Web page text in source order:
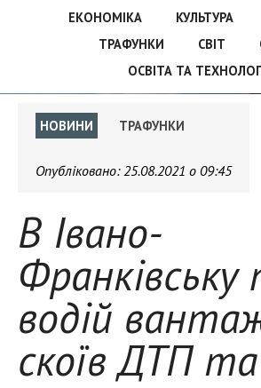
ЕКОНОМІКА
КУЛЬТУРА
ТРАФУНКИ
СВІТ
ОСВІТА ТА
НОВИНИ ТРАФУНКИ
Опубліковано:25.08.2021 о 09:45
В Івано-
Франківську
водій
скоїв ДТП